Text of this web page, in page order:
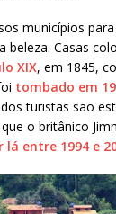
municípios
Casas
XIX, em 1845,
tombado em
turistas são
o britânico
entre 1994 e